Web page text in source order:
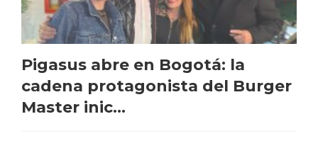
Pigasus abre en Bogotá: la
cadena protagonista del Burger
Master inic...